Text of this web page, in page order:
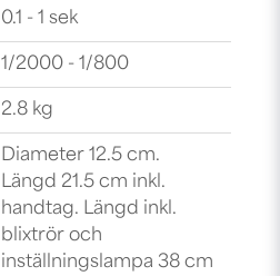
0.1 - 1 sek
1/2000 - 1/800
2.8 kg
Diameter 12.5 cm.
Längd 21.5 cm inkl.
handtag. Längd inkl.
blixtrör och
inställningslampa 38 cm